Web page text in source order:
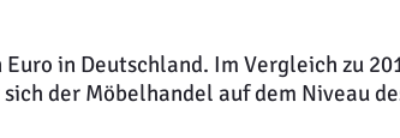
in Deutschland. Im Vergleich zu
der Möbelhandel auf dem Niveau